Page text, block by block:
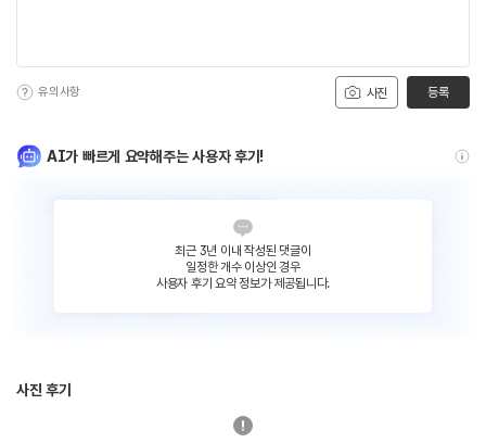
사진
유의사항 등록
AI가 빠르게 요약해주는 사용자 후기!
최근 3년 이내 작성된 댓글이
일정한 개수 이상인 경우
사용자 후기 요약 정보가 제공됩니다.
사진 후기